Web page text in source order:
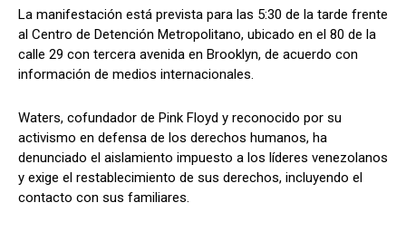
La manifestación está prevista para las 5:30 de la tarde frente
al Centro de Detención Metropolitano, ubicado en el 80 de la
calle 29 con tercera avenida en Brooklyn, de acuerdo con
información de medios internacionales.
Waters, cofundador de Pink Floyd y reconocido por su
activismo en defensa de los derechos humanos, ha
denunciado el aislamiento impuesto a los líderes venezolanos
y exige el restablecimiento de sus derechos, incluyendo el
contacto con sus familiares.